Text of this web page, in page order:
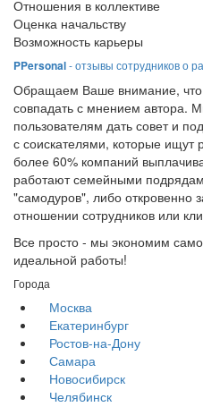
Отношения в коллективе
Оценка начальству
Возможность карьеры
PPersonal- отзывы сотрудников о
Обращаем Ваше внимание,
совпадать с мнением автора.
пользователям дать совет и
с соискателями, которые ищут
более 60% компаний
работают семейными
"самодуров", либо откровенно
отношении сотрудников или
Все просто - мы экономим
идеальной работы!
Города
Москва
Екатеринбург
Ростов-на-Дону
Самара
Новосибирск
Челябинск